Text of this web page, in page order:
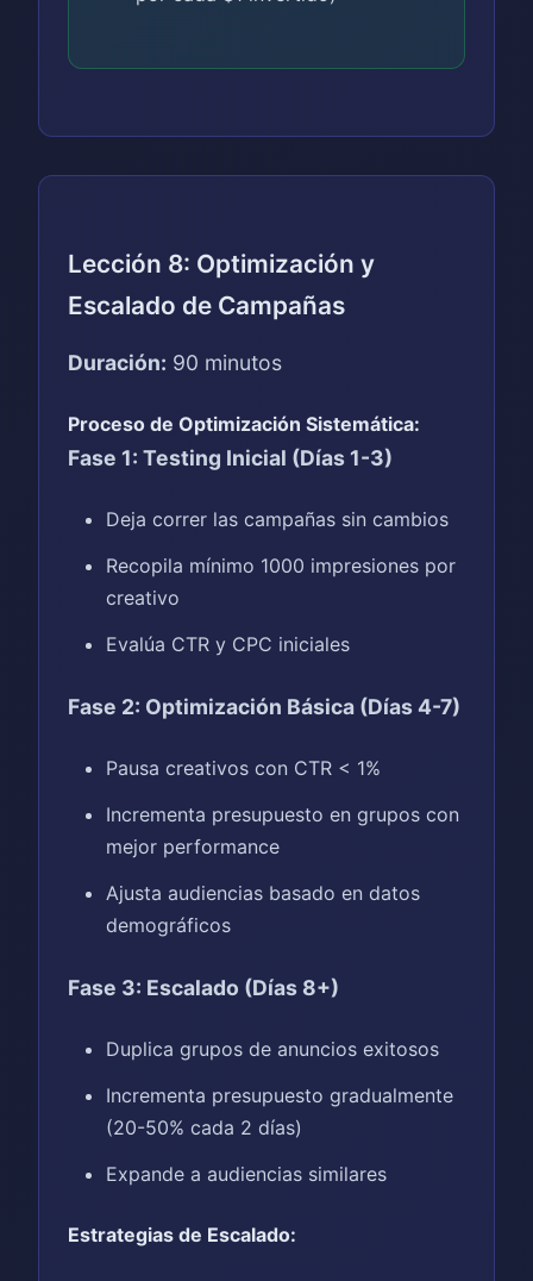
Lección 8: Optimización y
Escalado de Campañas
Duración: 90 minutos
Proceso de Optimización Sistemática:
Fase 1: Testing Inicial (Días 1-3)
Deja correr las campañas sin cambios
Recopila mínimo 1000 impresiones por
creativo
Evalúa CTR y CPC iniciales
Fase 2: Optimización Básica (Días 4-7)
Pausa creativos con CTR < 1%
Incrementa presupuesto en grupos con
mejor performance
Ajusta audiencias basado en datos
demográficos
Fase 3: Escalado (Días 8+)
Duplica grupos de anuncios exitosos
Incrementa presupuesto gradualmente
(20-50% cada 2 días)
Expande a audiencias similares
Estrategias de Escalado: